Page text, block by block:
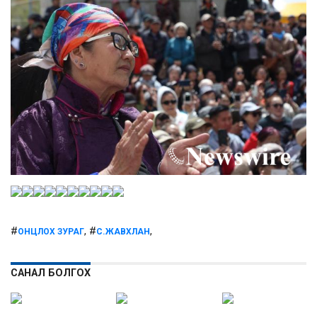
#ОНЦЛОХ ЗУРАГ, #С.ЖАВХЛАН,
САНАЛ БОЛГОХ